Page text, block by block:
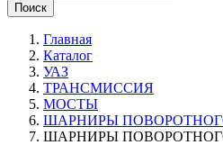
Поиск
Главная
Каталог
УАЗ
ТРАНСМИССИЯ
МОСТЫ
ШАРНИРЫ
ШАРНИРЫ